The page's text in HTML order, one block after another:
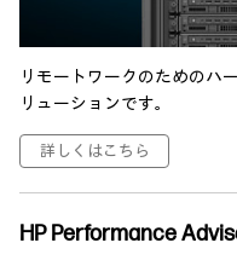
リモートワークのためのハ
リューションです。
詳しくはこちら
HP Performance